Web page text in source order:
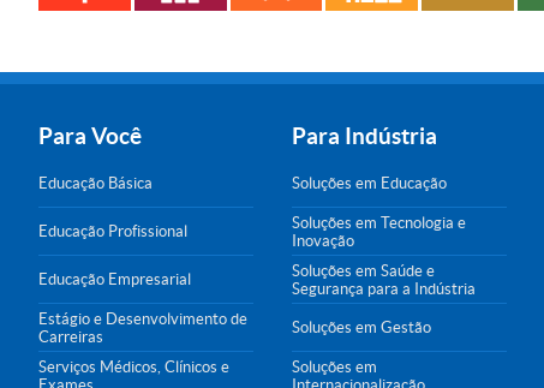
Para Você
Educação Básica
Educação Profissional
Educação Empresarial
Estágio e Desenvolvimento de
Carreiras
Serviços Médicos, Clínicos e
Para Indústria
Soluções em Educação
Soluções em Tecnologia e
Inovação
Soluções em Saúde e
Segurança para a Indústria
Soluções em Gestão
Soluções em